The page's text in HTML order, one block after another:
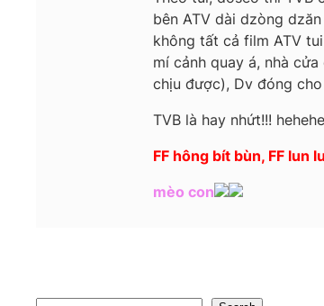
bên ATV dài dzòng
không tất cả film ATV
mí cảnh quay á, nhà
chịu được), Dv đóng
TVB là hay nhứt!!! hehehe
FF hông bít bùn, FF lun
mèo con